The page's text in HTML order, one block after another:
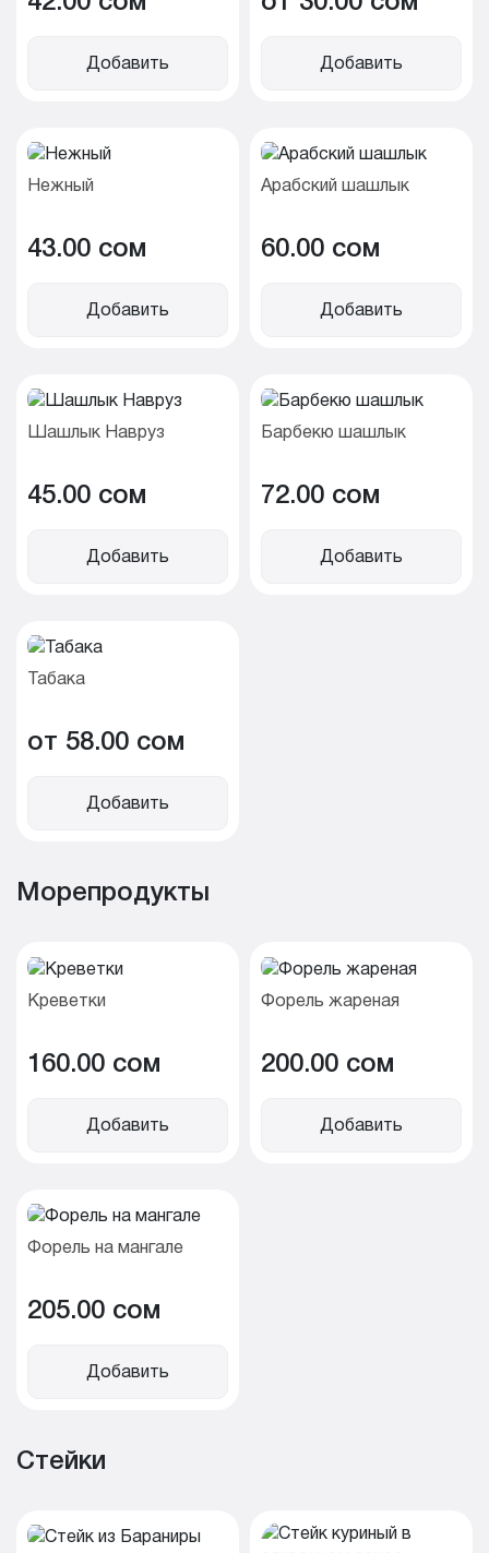
Добавить Добавить
Нежный
43.00 cом
Добавить
Арабский шашлык
60.00 cом
Добавить
Шашлык Навруз
45.00 cом
Добавить
Барбекю шашлык
72.00 cом
Добавить
Табака
от 58.00 cом
Добавить
Морепродукты
Креветки
160.00 cом
Добавить
Форель жареная
200.00 cом
Добавить
Форель на мангале
205.00 cом
Добавить
Стейки